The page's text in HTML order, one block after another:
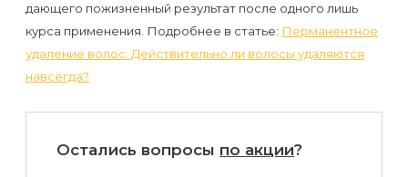
по
уходу
за
дающего пожизненный результат после одного лишь
курса применения. Подробнее в статье: Перманентное
удаление волос: Действительно ли волосы удаляются
навсегда?
Остались вопросы по акции?